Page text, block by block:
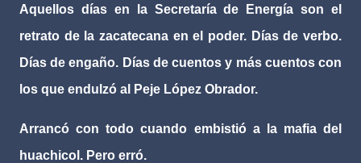
Aquellos días en la Secretaría de Energía son el
retrato de la zacatecana en el poder. Días de verbo.
Días de engaño. Días de cuentos y más cuentos con
los que endulzó al Peje López Obrador.
Arrancó con todo cuando embistió a la mafia del
huachicol. Pero erró.